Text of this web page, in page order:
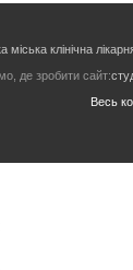
міська клінічна
де зробити сайт:
Весь